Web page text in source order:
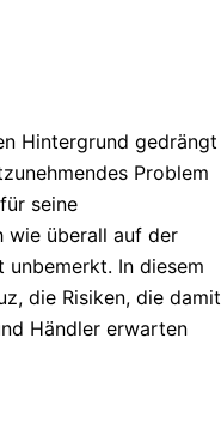
Hintergrund gedrängt
Problem
seine
wie überall auf der
In diesem
die Risiken, die damit
Händler erwarten